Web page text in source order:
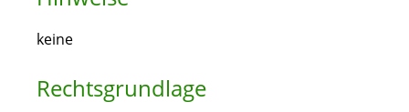
keine
Rechtsgrundlage